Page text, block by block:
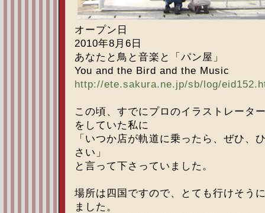
オープン日
2010年8月6日
あなたと鳥と音楽と「パン屋」
You and the Bird and the Music
http://ete.sakura.ne.jp/sb/log/
この頃、すでにプロのイラストレータ
をしていた私に
「いつか店が軌道に乗ったら、ぜひ、
さい」
と言って下さっていました。
場所は四国ですので、とても行けそう
ました。